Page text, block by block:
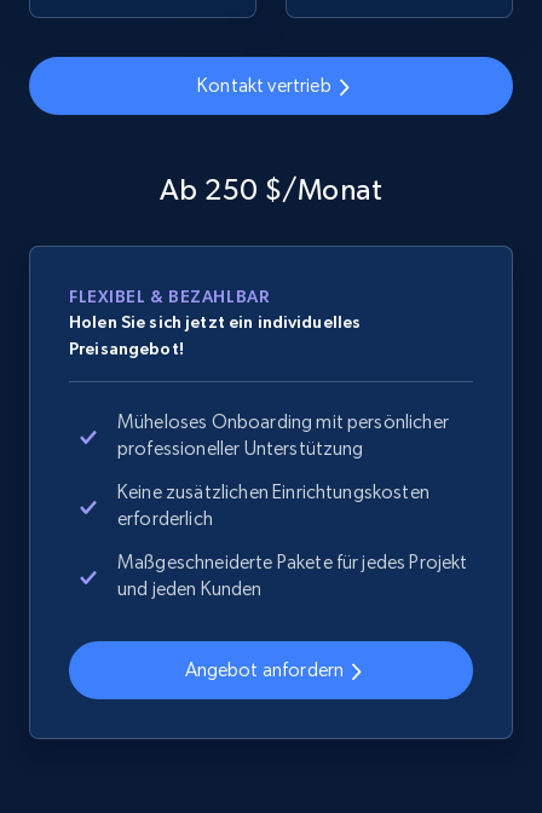
URL, Domain, Country code, Model number,
and more.
2.1K+ 353+ Jetzt anfangen
Home Depot US - Discover products by
Kontakt vertrieb
Ab 250 $/Monat
FLEXIBEL & BEZAHLBAR
Holen Sie sich jetzt ein individuelles
Preisangebot!
Müheloses Onboarding mit persönlicher
professioneller Unterstützung
Keine zusätzlichen Einrichtungskosten
erforderlich
Maßgeschneiderte Pakete für jedes Projekt
und jeden Kunden
Angebot anfordern